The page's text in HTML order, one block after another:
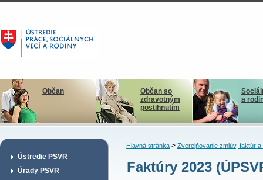
Občan
Občan so
zdravotným
postihnutím
a
Ústredie PSVR
Úrady PSVR
Hlavná stránka> Zverejňovanie zmlúv, faktúr a
Faktúry 2023